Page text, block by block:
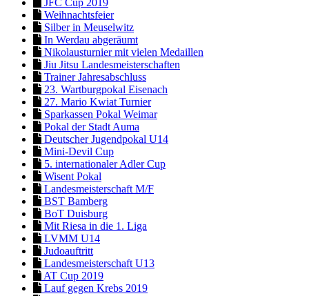
Weihnachtsfeier
Silber in Meuselwitz
In Werdau abgeräumt
Nikolausturnier mit vielen Medaillen
Jiu Jitsu Landesmeisterschaften
Trainer Jahresabschluss
23. Wartburgpokal Eisenach
27. Mario Kwiat Turnier
Sparkassen Pokal Weimar
Pokal der Stadt Auma
Deutscher Jugendpokal U14
Mini-Devil Cup
5. internationaler Adler Cup
Wisent Pokal
Landesmeisterschaft M/F
BST Bamberg
BoT Duisburg
Mit Riesa in die 1. Liga
LVMM U14
Judoauftritt
Landesmeisterschaft U13
AT Cup 2019
Lauf gegen Krebs 2019